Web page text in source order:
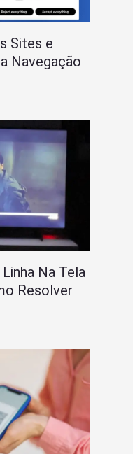
Sites e
Navegação
Na Tela
Resolver